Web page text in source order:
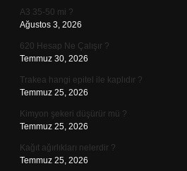
A3 35-50 mi ?
Ağustos 3, 2026
620 Hesap Ne Çalışır ?
Temmuz 30, 2026
Trakea hangi epitel ile kaplıdır ?
Temmuz 25, 2026
Kimyon şekeri düşürür mü ?
Temmuz 25, 2026
Kağıt ağırlıkları nelerdir ?
Temmuz 25, 2026